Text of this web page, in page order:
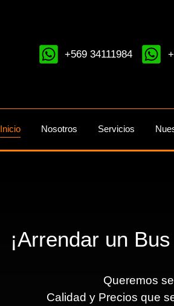
+569 34111984
Inicio Nosotros Servicios
¡Arrendar un
Queremos
Calidad y Precios que